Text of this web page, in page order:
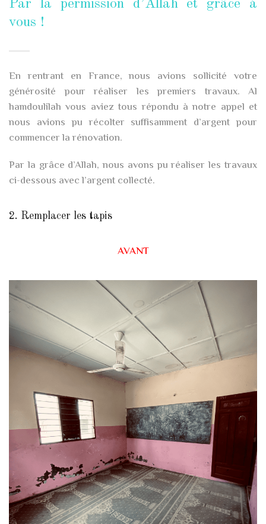
Par la permission d’Allah et grâce à
vous !
En rentrant en France, nous avions sollicité votre
générosité pour réaliser les premiers travaux. Al
hamdoulilah vous aviez tous répondu à notre appel et
nous avions pu récolter suffisamment d’argent pour
commencer la rénovation.
Par la grâce d’Allah, nous avons pu réaliser les travaux
ci-dessous avec l’argent collecté.
2. Remplacer les tapis
AVANT